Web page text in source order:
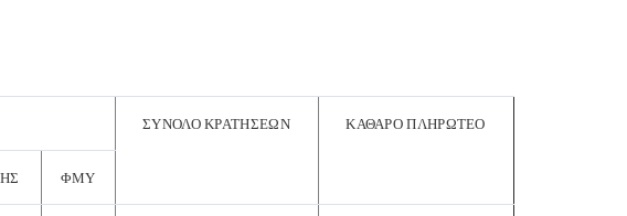
ΣΥΝΟΛΟ ΚΡΑΤΗΣΕΩΝ ΚΑΘΑΡΟ ΠΛΗΡΩΤΕΟ
ΦΜΥ